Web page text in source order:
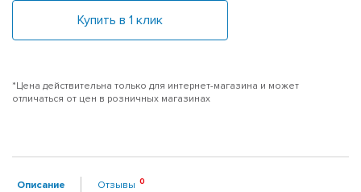
Купить в 1 клик
*Цена действительна только для интернет-магазина и может
отличаться от цен в розничных магазинах
Описание Отзывы